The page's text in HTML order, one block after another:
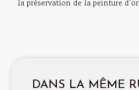
DANS LA MÊME